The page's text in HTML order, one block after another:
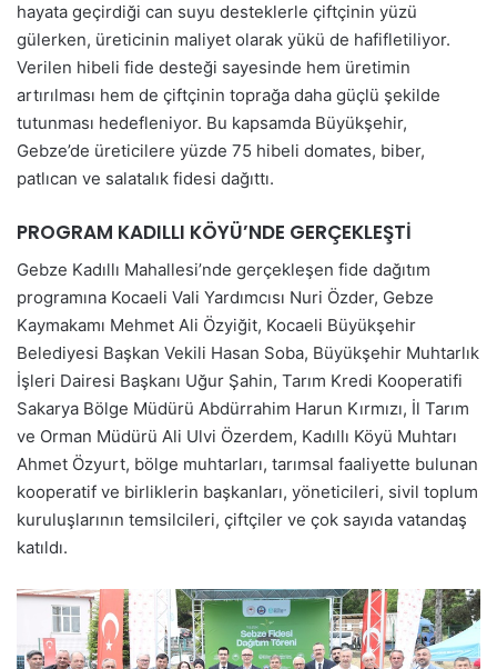
hayata geçirdiği can suyu desteklerle çiftçinin yüzü
gülerken, üreticinin maliyet olarak yükü de hafifletiliyor.
Verilen hibeli fide desteği sayesinde hem üretimin
artırılması hem de çiftçinin toprağa daha güçlü şekilde
tutunması hedefleniyor. Bu kapsamda Büyükşehir,
Gebze’de üreticilere yüzde 75 hibeli domates, biber,
patlıcan ve salatalık fidesi dağıttı.
PROGRAM KADILLI KÖYÜ’NDE GERÇEKLEŞTİ
Gebze Kadıllı Mahallesi’nde gerçekleşen fide dağıtım
programına Kocaeli Vali Yardımcısı Nuri Özder, Gebze
Kaymakamı Mehmet Ali Özyiğit, Kocaeli Büyükşehir
Belediyesi Başkan Vekili Hasan Soba, Büyükşehir Muhtarlık
İşleri Dairesi Başkanı Uğur Şahin, Tarım Kredi Kooperatifi
Sakarya Bölge Müdürü Abdürrahim Harun Kırmızı, İl Tarım
ve Orman Müdürü Ali Ulvi Özerdem, Kadıllı Köyü Muhtarı
Ahmet Özyurt, bölge muhtarları, tarımsal faaliyette bulunan
kooperatif ve birliklerin başkanları, yöneticileri, sivil toplum
kuruluşlarının temsilcileri, çiftçiler ve çok sayıda vatandaş
katıldı.